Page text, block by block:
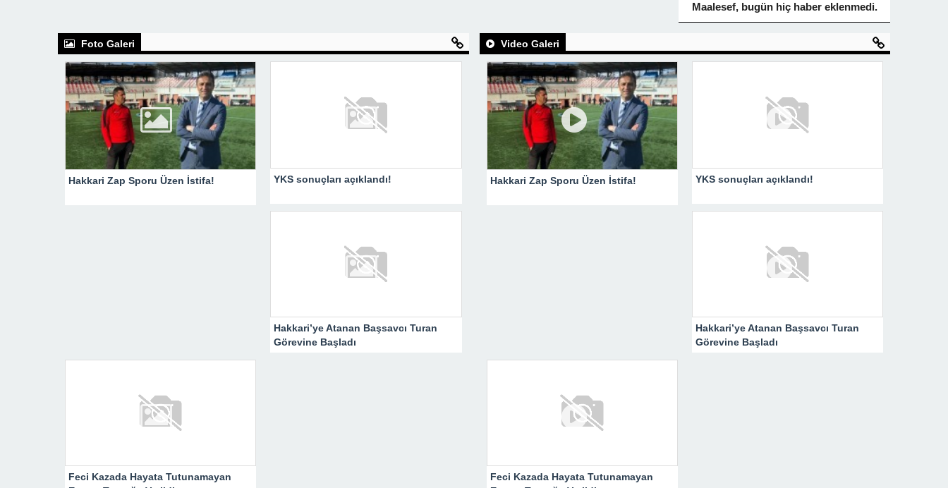
Maalesef, bugün hiç haber eklenmedi.
Foto Galeri
Hakkari Zap Sporu Üzen İstifa! YKS sonuçları açıklandı!
Hakkari’ye Atanan Başsavcı Turan
Görevine Başladı
Feci Kazada Hayata Tutunamayan
Video Galeri
Hakkari Zap Sporu Üzen İstifa! YKS sonuçları açıklandı!
Hakkari’ye Atanan Başsavcı Turan
Görevine Başladı
Feci Kazada Hayata Tutunamayan